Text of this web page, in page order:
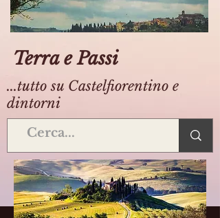
Terra e Passi
...tutto su Castelfiorentino e
dintorni